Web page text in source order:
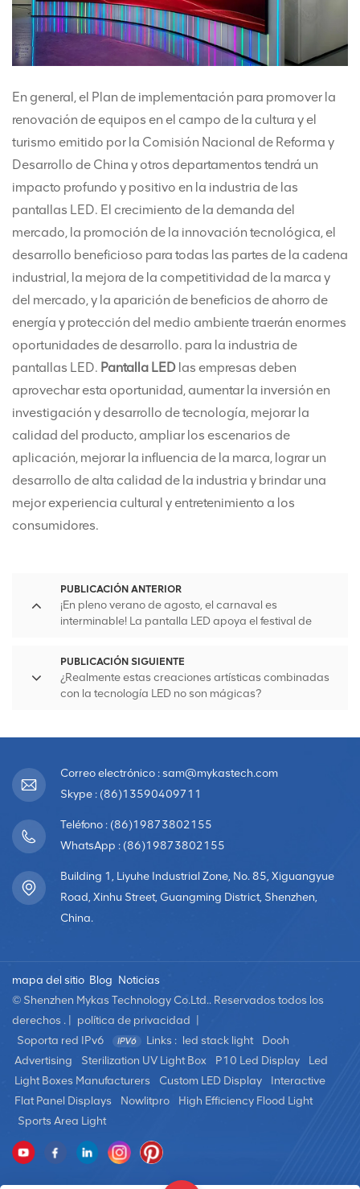
En general, el Plan de implementación para promover la
renovación de equipos en el campo de la cultura y el
turismo emitido por la Comisión Nacional de Reforma y
Desarrollo de China y otros departamentos tendrá un
impacto profundo y positivo en la industria de las
pantallas LED. El crecimiento de la demanda del
mercado, la promoción de la innovación tecnológica, el
desarrollo beneficioso para todas las partes de la cadena
industrial, la mejora de la competitividad de la marca y
del mercado, y la aparición de beneficios de ahorro de
energía y protección del medio ambiente traerán enormes
oportunidades de desarrollo. para la industria de
pantallas LED. Pantalla LED las empresas deben
aprovechar esta oportunidad, aumentar la inversión en
investigación y desarrollo de tecnología, mejorar la
calidad del producto, ampliar los escenarios de
aplicación, mejorar la influencia de la marca, lograr un
desarrollo de alta calidad de la industria y brindar una
mejor experiencia cultural y entretenimiento a los
consumidores.
PUBLICACIÓN ANTERIOR
¡En pleno verano de agosto, el carnaval es
interminable! La pantalla LED apoya el festival de
PUBLICACIÓN SIGUIENTE
¿Realmente estas creaciones artísticas combinadas
con la tecnología LED no son mágicas?
Correo electrónico : sam@mykastech.com
Skype : (86)13590409711
Teléfono : (86)19873802155
WhatsApp : (86)19873802155
Building 1, Liyuhe Industrial Zone, No. 85, Xiguangyue
Road, Xinhu Street, Guangming District, Shenzhen,
China.
mapa del sitio Blog Noticias
© Shenzhen Mykas Technology Co.Ltd.. Reservados todos los
derechos . |
política de privacidad
Soporta red IPv6
Links : led stack light
Dooh
Advertising
Sterilization UV Light Box P10 Led Display
Led
Light Boxes Manufacturers
Custom LED Display
Interactive
Flat Panel Displays
Nowlitpro
High Efficiency Flood Light
Sports Area Light